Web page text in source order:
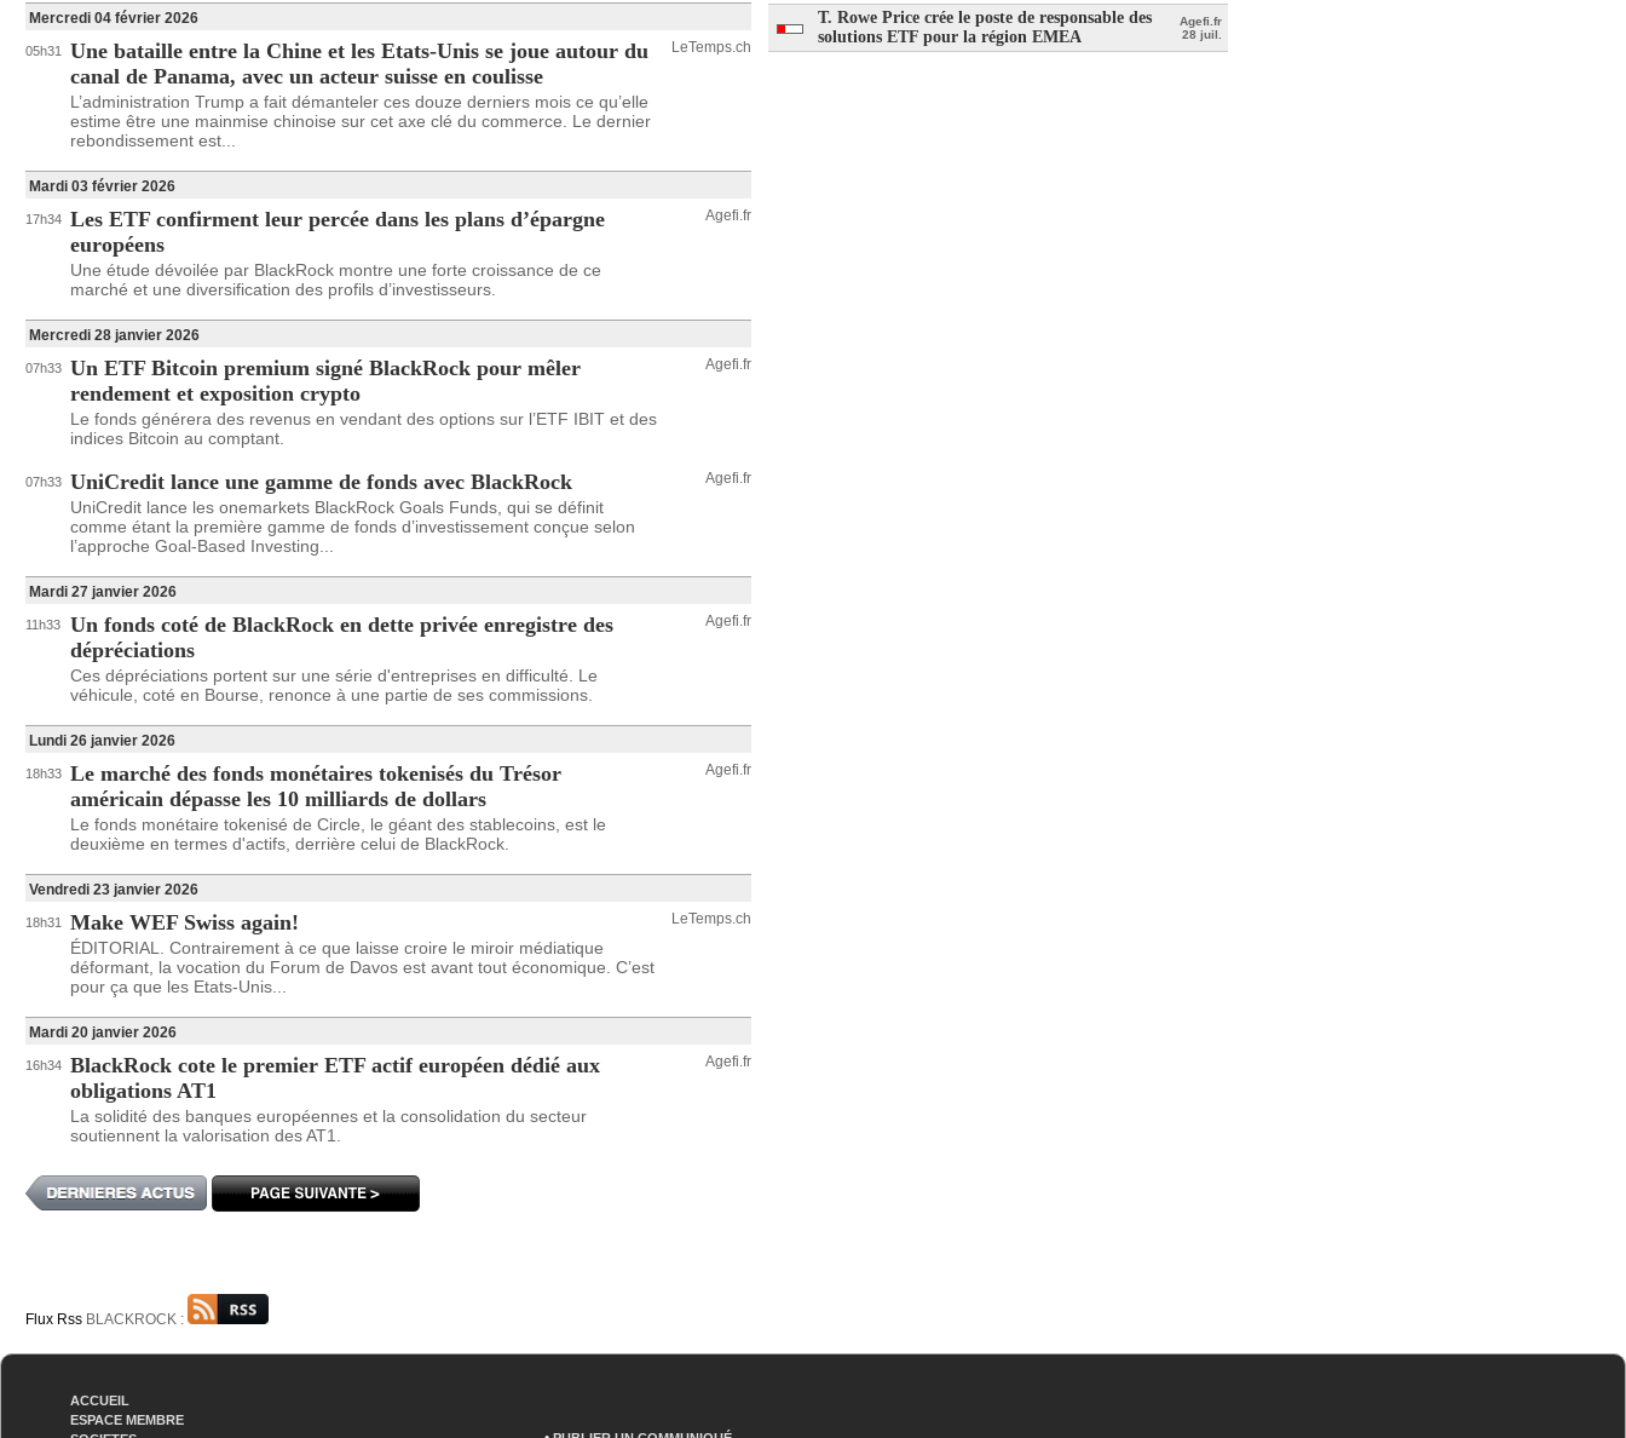
Mercredi 04 février 2026
05h31
Une bataille entre la Chine et les Etats-Unis se joue autour du
canal de Panama, avec un acteur suisse en coulisse
L’administration Trump a fait démanteler ces douze derniers mois ce qu’elle
estime être une mainmise chinoise sur cet axe clé du commerce. Le dernier
rebondissement est...
LeTemps.ch
Mardi 03 février 2026
17h34 Les ETF confirment leur percée dans les plans d’épargne
européens
Une étude dévoilée par BlackRock montre une forte croissance de ce
marché et une diversification des profils d’investisseurs.
Agefi.fr
Mercredi 28 janvier 2026
07h33 Un ETF Bitcoin premium signé BlackRock pour mêler
rendement et exposition crypto
Le fonds générera des revenus en vendant des options sur l’ETF IBIT et des
indices Bitcoin au comptant.
Agefi.fr
07h33 UniCredit lance une gamme de fonds avec BlackRock
UniCredit lance les onemarkets BlackRock Goals Funds, qui se définit
comme étant la première gamme de fonds d’investissement conçue selon
l’approche Goal-Based Investing...
Agefi.fr
Mardi 27 janvier 2026
11h33
Un fonds coté de BlackRock en dette privée enregistre des
dépréciations
Ces dépréciations portent sur une série d'entreprises en difficulté. Le
véhicule, coté en Bourse, renonce à une partie de ses commissions.
Agefi.fr
Lundi 26 janvier 2026
18h33 Le marché des fonds monétaires tokenisés du Trésor
américain dépasse les 10 milliards de dollars
Le fonds monétaire tokenisé de Circle, le géant des stablecoins, est le
deuxième en termes d'actifs, derrière celui de BlackRock.
Agefi.fr
Vendredi 23 janvier 2026
18h31 Make WEF Swiss again!
ÉDITORIAL. Contrairement à ce que laisse croire le miroir médiatique
déformant, la vocation du Forum de Davos est avant tout économique. C’est
pour ça que les Etats-Unis...
LeTemps.ch
Mardi 20 janvier 2026
16h34 BlackRock cote le premier ETF actif européen dédié aux
obligations AT1
La solidité des banques européennes et la consolidation du secteur
soutiennent la valorisation des AT1.
Agefi.fr
Flux Rss BLACKROCK :
T. Rowe Price crée le poste de responsable des
solutions ETF pour la région EMEA
Agefi.fr
28 juil.
ACCUEIL
ESPACE MEMBRE